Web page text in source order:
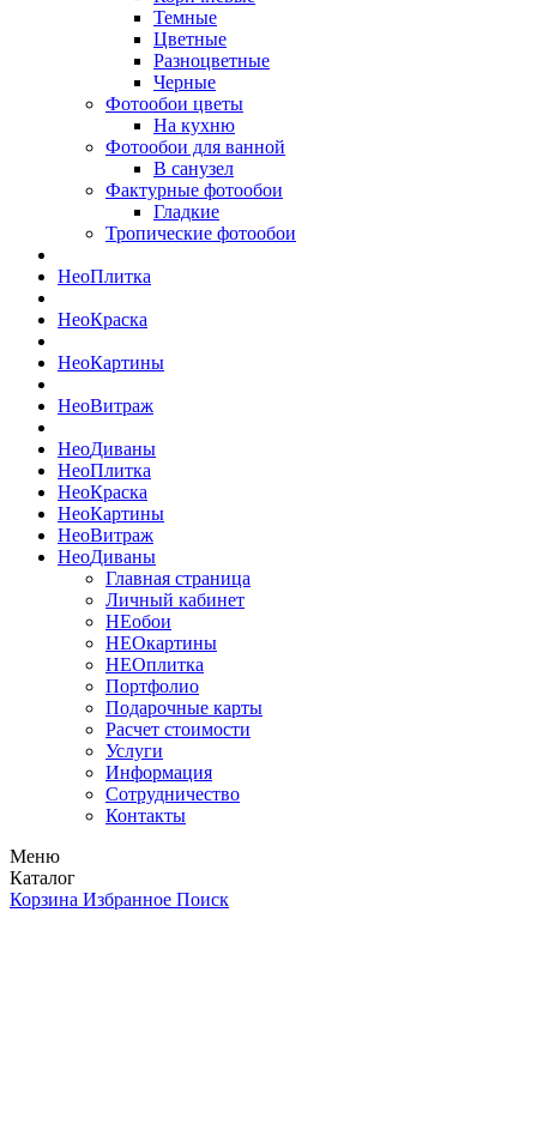
Темные
Цветные
Разноцветные
Черные
Фотообои цветы
На кухню
Фотообои для ванной
В санузел
Фактурные фотообои
Гладкие
Тропические фотообои
НеоПлитка
НеоКраска
НеоКартины
НеоВитраж
НеоДиваны
НеоПлитка
НеоКраска
НеоКартины
НеоВитраж
НеоДиваны
Главная страница
Личный кабинет
НЕобои
НЕОкартины
НЕОплитка
Портфолио
Подарочные карты
Расчет стоимости
Услуги
Информация
Сотрудничество
Контакты
Меню
Каталог
Корзина Избранное Поиск